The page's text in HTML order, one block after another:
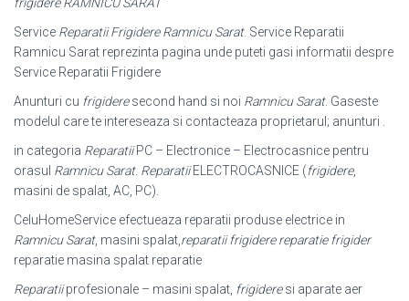
Service Reparatii Frigidere Ramnicu Sarat. Service Reparatii
Ramnicu Sarat reprezinta pagina unde puteti gasi informatii despre
Service Reparatii Frigidere
Anunturi cu frigideresecond hand si noi Ramnicu Sarat. Gaseste
modelul care te intereseaza si contacteaza proprietarul; anunturi .
in categoria ReparatiiPC – Electronice – Electrocasnice pentru
orasul Ramnicu Sarat. ReparatiiELECTROCASNICE (frigidere,
masini de spalat, AC, PC).
CeluHomeService efectueaza reparatii produse electrice in
Ramnicu Sarat, masini spalat, reparatii frigidere reparatie frigider
reparatie masina spalat reparatie
Reparatiiprofesionale – masini spalat, frigideresi aparate aer